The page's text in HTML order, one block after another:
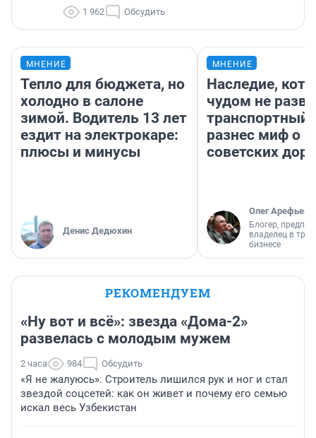
1 962 Обсудить
МНЕНИЕ
Тепло для бюджета, но
холодно в салоне
зимой. Водитель 13 лет
ездит на электрокаре:
плюсы и минусы
Денис Дедюхин
МНЕНИЕ
Наследие,
чудом не
транспортный
разнес миф о
советских
Олег Арефьев
Блогер,
владелец в
бизнесе
РЕКОМЕНДУЕМ
«Ну вот и всё»: звезда «Дома-2»
развелась с молодым мужем
2 часа 984 Обсудить
«Я не жалуюсь». Строитель лишился рук и ног и стал
звездой соцсетей: как он живет и почему его семью
искал весь Узбекистан